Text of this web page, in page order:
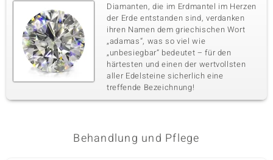
Diamanten, die im Erdmantel im Herzen
der Erde entstanden sind, verdanken
ihren Namen dem griechischen Wort
„adamas“, was so viel wie
„unbesiegbar“ bedeutet – für den
härtesten und einen der wertvollsten
aller Edelsteine sicherlich eine
treffende Bezeichnung!
Behandlung und Pflege